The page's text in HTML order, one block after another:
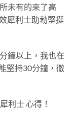
未有的來了高
犀利士助勃堅挺
鐘以上，我也在
堅持30分鐘，徹
利士 心得！